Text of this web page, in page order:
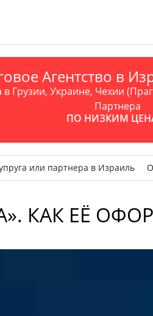
Агентство в
Грузии, Украине, Чехии
Партнера
ПО НИЗКИМ
или партнера в Израиль
КАК ЕЁ